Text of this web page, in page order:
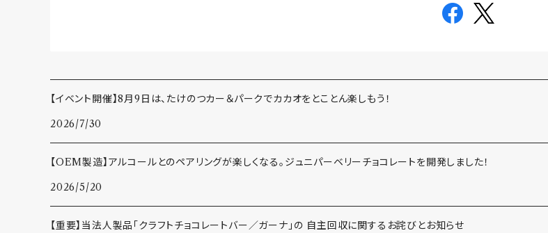
【イベント開催】8月9日は、たけのつカー＆パークでカカオをとことん楽しもう！
2026/7/30
【OEM製造】アルコールとのペアリングが楽しくなる。ジュニパーベリーチョコレートを開発しました！
2026/5/20
【重要】当法人製品「クラフトチョコレートバー／ガーナ」の 自主回収に関するお詫びとお知らせ